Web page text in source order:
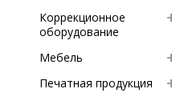
Коррекционное
оборудование
Мебель
Печатная продукция